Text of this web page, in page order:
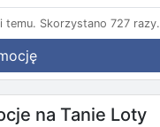
temu. Skorzystano 727 razy.
na Tanie Loty